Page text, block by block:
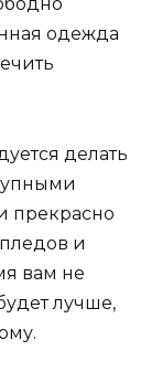
одежда
делать
прекрасно
и
вам не
лучше,